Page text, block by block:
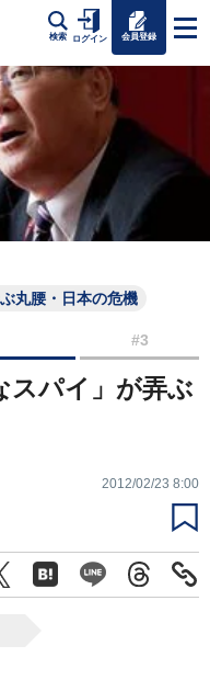
検索 ログイン 会員登録
丸腰・日本の危機
#3
パイ」が弄ぶ
2012/02/23 8:00